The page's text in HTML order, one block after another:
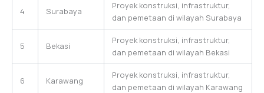
4 Surabaya
Proyek konstruksi, infrastruktur,
dan pemetaan di wilayah Surabaya
5 Bekasi
Proyek konstruksi, infrastruktur,
dan pemetaan di wilayah Bekasi
6 Karawang
Proyek konstruksi, infrastruktur,
dan pemetaan di wilayah Karawang